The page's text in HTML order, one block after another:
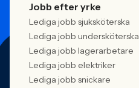
Jobb efter yrke
Lediga jobb sjuksköterska
Lediga jobb undersköterska
Lediga jobb lagerarbetare
Lediga jobb elektriker
Lediga jobb snickare